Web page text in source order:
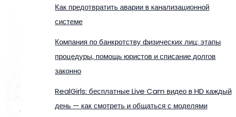
Как предотвратить аварии в канализационной
системе
Компания по банкротству физических лиц: этапы
процедуры, помощь юристов и списание долгов
законно
RealGirls: бесплатные Live Cam видео в HD каждый
день — как смотреть и общаться с моделями